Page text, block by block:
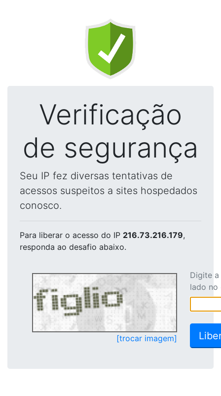
Verificação
de segurança
Seu IP fez diversas tentativas de
acessos suspeitos a sites hospedados
conosco.
Para liberar o acesso do IP 216.73.216.179,
responda ao desafio abaixo.
[trocar imagem]
Digite
lado no